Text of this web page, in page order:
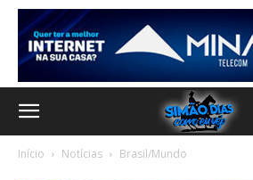
Início Notícias Brasil/Mundo